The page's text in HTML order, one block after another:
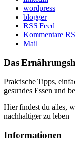
wordpress
blogger
RSS Feed
Kommentare
Mail
Das
Praktische Tipps,
gesundes Essen und
Hier findest du alles,
nachhaltiger zu leben
Informationen